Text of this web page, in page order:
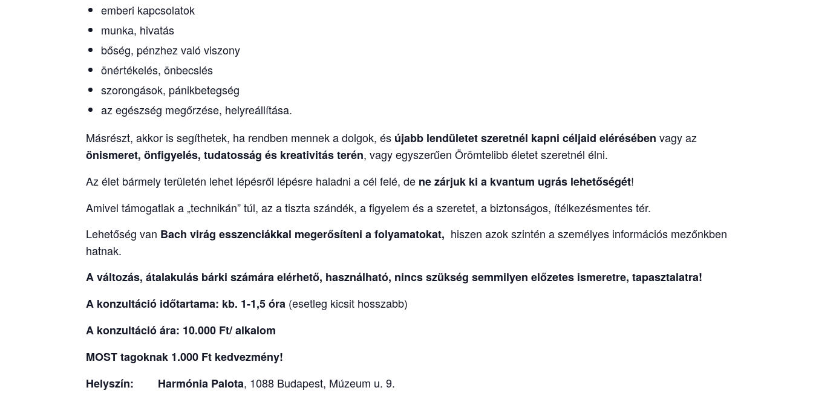
emberi kapcsolatok
munka, hivatás
bőség, pénzhez való viszony
önértékelés, önbecslés
szorongások, pánikbetegség
az egészség megőrzése, helyreállítása.
Másrészt, akkor is segíthetek, ha rendben mennek a dolgok, és újabb lendületetszeretnél kapni céljaid elérésében vagy az
önismeret, önfigyelés, tudatosság és kreativitás terén, vagy egyszerűen Örömtelibb életet szeretnél élni.
Az élet bármely területén lehet lépésről lépésre haladni a cél felé, de ne zárjuk ki a kvantum ugrás lehetőségét!
Amivel támogatlak a „technikán” túl, az a tiszta szándék, a figyelem és a szeretet, a biztonságos, ítélkezésmentes tér.
Lehetőség van Bach virág esszenciákkal megerősíteni a folyamatokat, hiszen azok szintén a személyes információs mezőnkben
hatnak.
A változás, átalakulás bárki számára elérhető, használható, nincs szükség semmilyen előzetes ismeretre, tapasztalatra!
A konzultáció időtartama: kb. 1-1,5 óra (esetleg kicsit hosszabb)
A konzultáció ára: 10.000 Ft/ alkalom
MOST tagoknak 1.000 Ft kedvezmény!
Helyszín:
Harmónia Palota, 1088 Budapest, Múzeum u. 9.